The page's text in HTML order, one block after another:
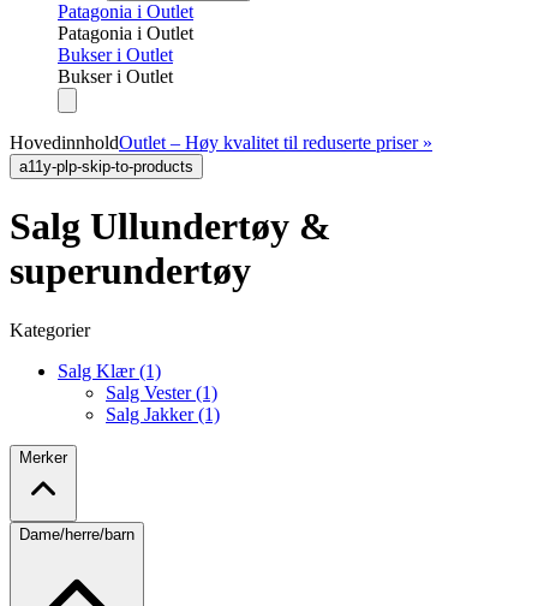
Patagonia i Outlet
Patagonia i Outlet
Bukser i Outlet
Bukser i Outlet
HovedinnholdOutlet – Høy kvalitet til reduserte priser »
a11y-plp-skip-to-products
Salg Ullundertøy &
superundertøy
Kategorier
Salg Klær (1)
Salg Vester (1)
Salg Jakker (1)
Merker
Dame/herre/barn